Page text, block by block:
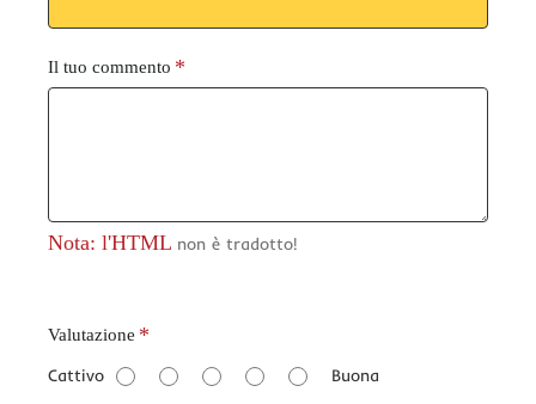
Il tuo commento
Nota: l'HTML non è tradotto!
V
l
Valutazione
Cattivo Buona